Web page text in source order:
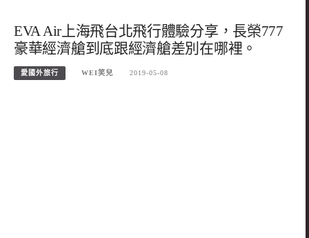
EVA Air上海飛台北飛行體驗分享，長榮777
豪華經濟艙到底跟經濟艙差別在哪裡。
愛國外旅行 WEI笑兒 2019-05-08